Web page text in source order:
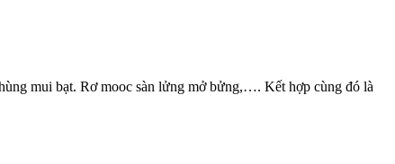
mui bạt. Rơ mooc sàn lửng mở bửng,…. Kết hợp cùng đó là